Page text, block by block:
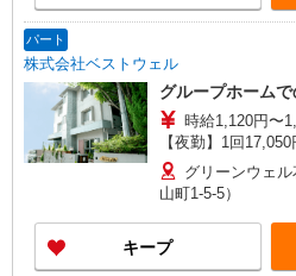
パート
株式会社ベストウェル
グループホーム
時給1,120円〜
【夜勤】1回
グリーンウェ
山町1-5-5）
キープ